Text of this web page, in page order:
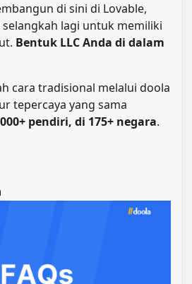
di sini di Lovable,
lagi untuk memiliki
Bentuk LLC Anda di dalam
cara tradisional melalui doola
tepercaya yang sama
pendiri, di 175+ negara.